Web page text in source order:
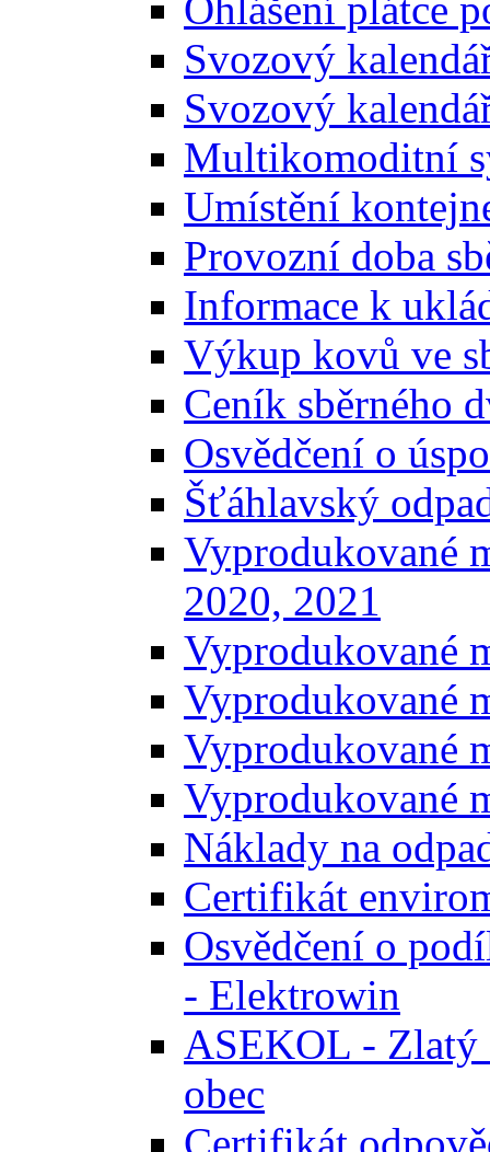
Svozový
Svozový
Multikomoditní
Umístění
Provozní doba
Informace k
Výkup kovů ve
Ceník sběrného
Osvědčení o
Šťáhlavský
Vyprodukované
2020, 2021
Vyprodukované
Vyprodukované
Vyprodukované
Vyprodukované
Náklady na
Certifikát
Osvědčení o
- Elektrowin
ASEKOL -
obec
Certifikát